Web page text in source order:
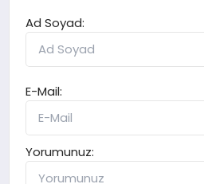
Ad Soyad:
E-Mail:
Yorumunuz: